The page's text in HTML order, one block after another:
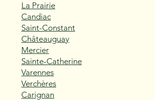
La Prairie
Candiac
Saint-Constant
Châteauguay
Mercier
Sainte-Catherine
Varennes
Verchères
Carignan